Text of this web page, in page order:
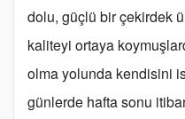
dolu, güçlü bir çekirdek
kaliteyi ortaya
olma yolunda kendisini
günlerde hafta sonu